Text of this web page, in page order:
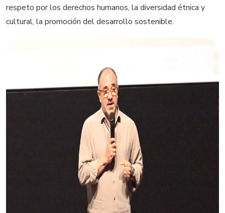
respeto por los derechos humanos, la diversidad étnica y
cultural, la promoción del desarrollo sostenible.